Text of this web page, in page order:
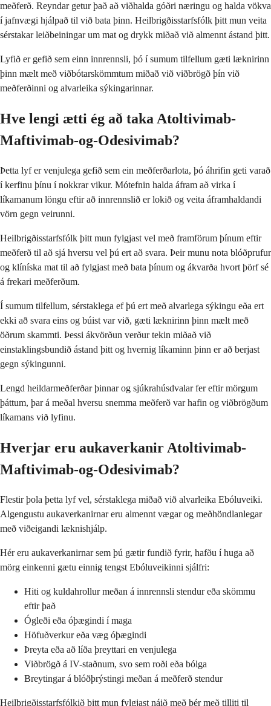
meðferð. Reyndar getur það að viðhalda góðri næringu og halda vökva
í jafnvægi hjálpað til við bata þinn. Heilbrigðisstarfsfólk þitt mun veita
sérstakar leiðbeiningar um mat og drykk miðað við almennt ástand þitt.
Lyfið er gefið sem einn innrennsli, þó í sumum tilfellum gæti læknirinn
þinn mælt með viðbótarskömmtum miðað við viðbrögð þín við
meðferðinni og alvarleika sýkingarinnar.
Hve lengi ætti ég að taka Atoltivimab-
Maftivimab-og-Odesivimab?
Þetta lyf er venjulega gefið sem ein meðferðarlota, þó áhrifin geti varað
í kerfinu þínu í nokkrar vikur. Mótefnin halda áfram að virka í
líkamanum löngu eftir að innrennslið er lokið og veita áframhaldandi
vörn gegn veirunni.
Heilbrigðisstarfsfólk þitt mun fylgjast vel með framförum þínum eftir
meðferð til að sjá hversu vel þú ert að svara. Þeir munu nota blóðprufur
og klíníska mat til að fylgjast með bata þínum og ákvarða hvort þörf sé
á frekari meðferðum.
Í sumum tilfellum, sérstaklega ef þú ert með alvarlega sýkingu eða ert
ekki að svara eins og búist var við, gæti læknirinn þinn mælt með
öðrum skammti. Þessi ákvörðun verður tekin miðað við
einstaklingsbundið ástand þitt og hvernig líkaminn þinn er að berjast
gegn sýkingunni.
Lengd heildarmeðferðar þinnar og sjúkrahúsdvalar fer eftir mörgum
þáttum, þar á meðal hversu snemma meðferð var hafin og viðbrögðum
líkamans við lyfinu.
Hverjar eru aukaverkanir Atoltivimab-
Maftivimab-og-Odesivimab?
Flestir þola þetta lyf vel, sérstaklega miðað við alvarleika Ebóluveiki.
Algengustu aukaverkanirnar eru almennt vægar og meðhöndlanlegar
með viðeigandi læknishjálp.
Hér eru aukaverkanirnar sem þú gætir fundið fyrir, hafðu í huga að
mörg einkenni gætu einnig tengst Ebóluveikinni sjálfri:
Hiti og kuldahrollur meðan á innrennsli stendur eða skömmu
eftir það
Ógleði eða óþægindi í maga
Höfuðverkur eða væg óþægindi
Þreyta eða að líða þreyttari en venjulega
Viðbrögð á IV-staðnum, svo sem roði eða bólga
Breytingar á blóðþrýstingi meðan á meðferð stendur
Heilbrigðisstarfsfólkið þitt mun fylgjast náið með þér með tilliti til